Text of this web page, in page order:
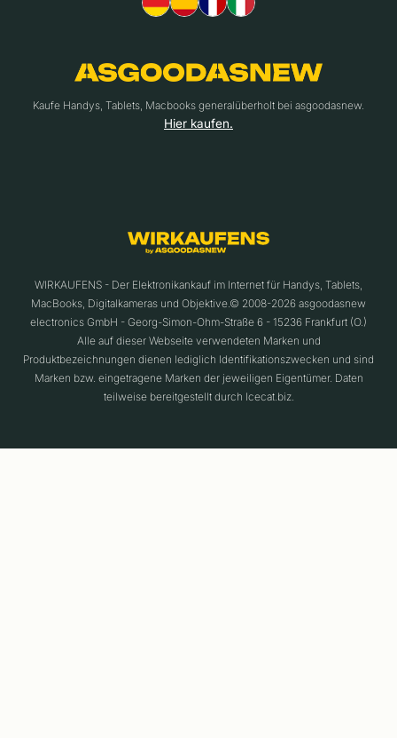
Kaufe Handys, Tablets, Macbooks generalüberholt bei asgoodasnew.
Hier kaufen.
WIRKAUFENS - Der Elektronikankauf im Internet für Handys, Tablets,
MacBooks, Digitalkameras und Objektive.© 2008-2026 asgoodasnew
electronics GmbH - Georg-Simon-Ohm-Straße 6 - 15236 Frankfurt (O.)
Alle auf dieser Webseite verwendeten Marken und
Produktbezeichnungen dienen lediglich Identifikationszwecken und sind
Marken bzw. eingetragene Marken der jeweiligen Eigentümer. Daten
teilweise bereitgestellt durch Icecat.biz.